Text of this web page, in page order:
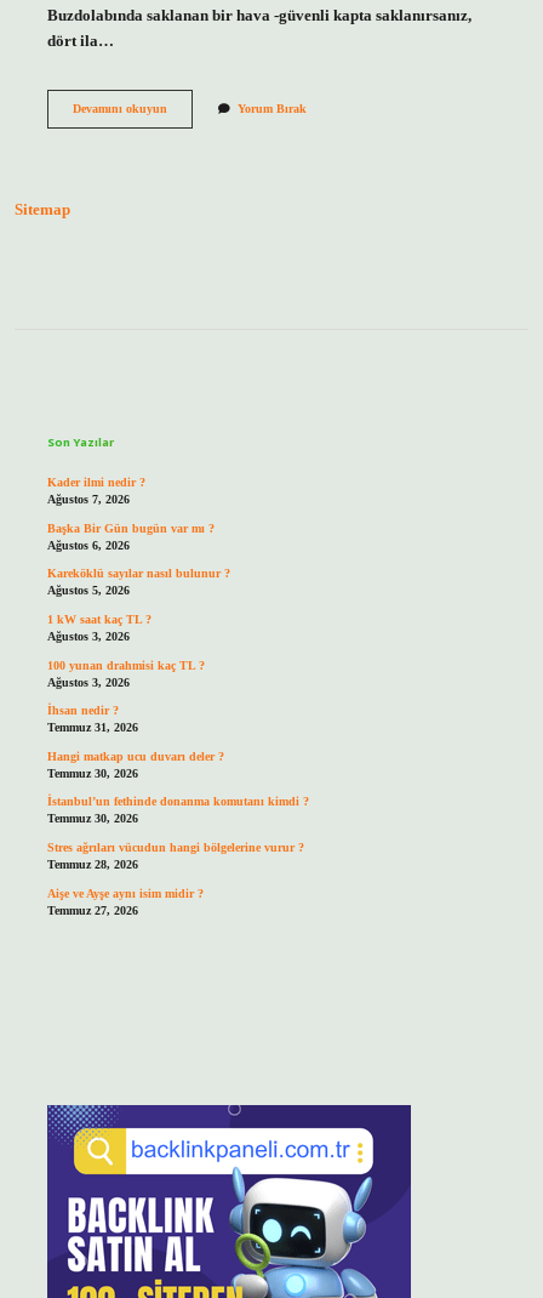
Buzdolabında saklanan bir hava -güvenli kapta saklanırsanız,
dört ila…
Devamını okuyunPastırma
Yorum Bırak
Sitemap
Son Yazılar
Kader ilmi nedir ?
Ağustos 7, 2026
Başka Bir Gün bugün var mı ?
Ağustos 6, 2026
Kareköklü sayılar nasıl bulunur ?
Ağustos 5, 2026
1 kW saat kaç TL ?
Ağustos 3, 2026
100 yunan drahmisi kaç TL ?
Ağustos 3, 2026
İhsan nedir ?
Temmuz 31, 2026
Hangi matkap ucu duvarı deler ?
Temmuz 30, 2026
İstanbul’un fethinde donanma komutanı kimdi ?
Temmuz 30, 2026
Stres ağrıları vücudun hangi bölgelerine vurur ?
Temmuz 28, 2026
Aişe ve Ayşe aynı isim midir ?
Temmuz 27, 2026